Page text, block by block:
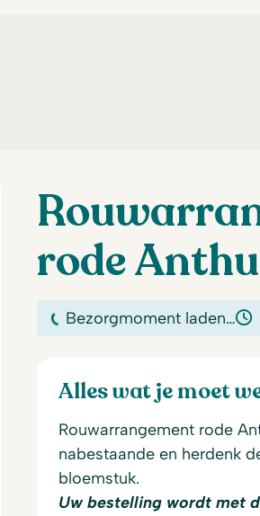
rode
Bezorgmoment laden…
Alles wat je moet
Rouwarrangement rode
nabestaande en herdenk
bloemstuk.
Uw bestelling wordt met